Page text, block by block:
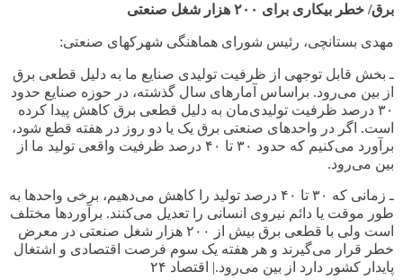
برق/ خطر بیکاری برای ۲۰۰ هزار شغل صنعتی
مهدی بستانچی، رئیس شورای هماهنگی شهرکهای صنعتی:
ـ بخش قابل توجهی از ظرفیت تولیدی صنایع ما به دلیل قطعی برق
از بین می‌رود. براساس آمار‌های سال گذشته، در حوزه صنایع حدود
۳۰ درصد ظرفیت تولیدی‌مان به دلیل قطعی برق کاهش پیدا کرده
است. اگر در واحد‌های صنعتی برق یک یا دو روز در هفته قطع شود،
برآورد می‌کنیم که حدود ۳۰ تا ۴۰ درصد ظرفیت واقعی تولید ما از
بین می‌رود.
ـ زمانی که ۳۰ تا ۴۰ درصد تولید را کاهش می‌دهیم، برخی واحد‌ها به
طور موقت یا دائم نیروی انسانی را تعدیل می‌کنند. برآورد‌ها مختلف
است ولی با قطعی برق بیش از ۲۰۰ هزار شغل صنعتی در معرض
خطر قرار می‌گیرند و هر هفته یک سوم فرصت اقتصادی و اشتغال
پایدار کشور دارد از بین می‌رود.| اقتصاد ۲۴